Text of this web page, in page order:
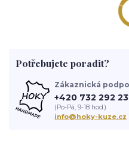
Potřebujete poradit?
Zákaznická
+420 732 292
(Po-Pá, 9-18 hod.)
info@hoky-kuze.cz